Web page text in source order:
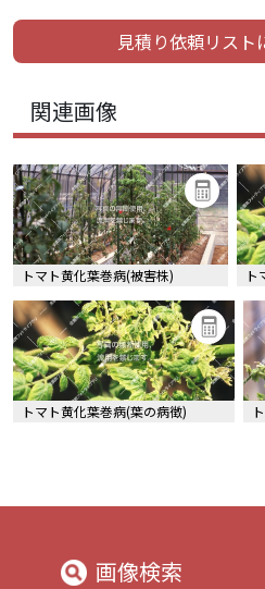
関連画像
トマト黄化葉巻病(被害株) ト
トマト黄化葉巻病(葉の病徴)
画像検索